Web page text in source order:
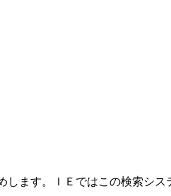
します。ＩＥではこの検索シス